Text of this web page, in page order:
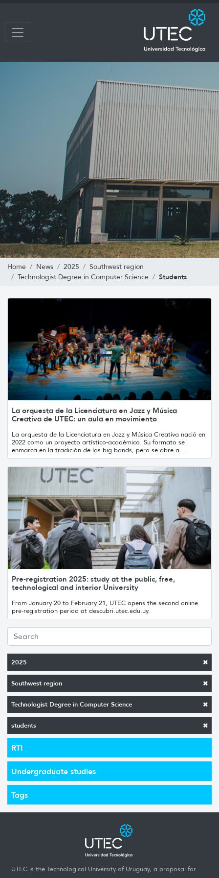
Home News 2025
Southwest region
Technologist Degree in Computer Science
Students
2025
Southwest region
Technologist Degree in Computer Science
students
RTI
Undergraduate studies
Tags
La orquesta de la Licenciatura en Jazz y Música
Creativa de UTEC: un aula en movimiento
La orquesta de la Licenciatura en Jazz y Música Creativa nació en
2022 como un proyecto artístico-académico. Su formato se
enmarca en la tradición de las big bands, pero se abre a...
Pre-registration 2025: study at the public, free,
technological and interior University
From January 20 to February 21, UTEC opens the second online
pre-registration period at descubri.utec.edu.uy.
UTEC is the Technological University of Uruguay, a proposal for